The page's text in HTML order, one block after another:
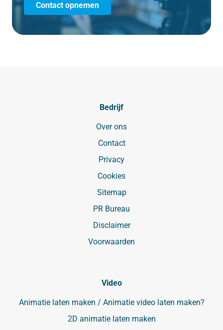
Contact opnemen
Bedrijf
Over ons
Contact
Privacy
Cookies
Sitemap
PR Bureau
Disclaimer
Voorwaarden
Video
Animatie laten maken / Animatie video laten maken?
2D animatie laten maken